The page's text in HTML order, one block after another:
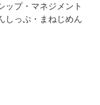
ップ・マネジメント
しっぷ・まねじめん